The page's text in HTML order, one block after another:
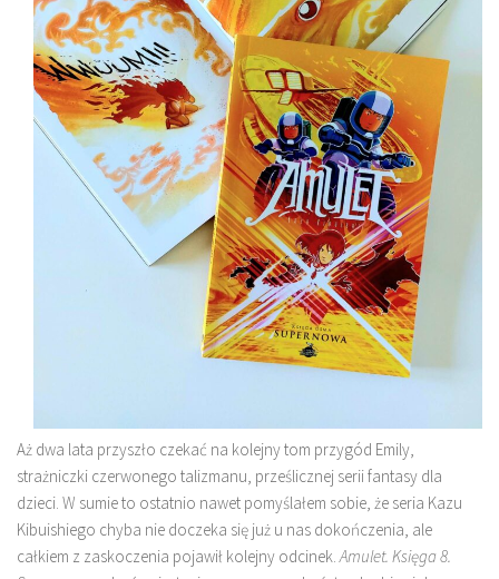
Aż dwa lata przyszło czekać na kolejny tom przygód Emily,
strażniczki czerwonego talizmanu, prześlicznej serii fantasy dla
dzieci. W sumie to ostatnio nawet pomyślałem sobie, że seria Kazu
Kibuishiego chyba nie doczeka się już u nas dokończenia, ale
całkiem z zaskoczenia pojawił kolejny odcinek.Amulet. Księga 8.